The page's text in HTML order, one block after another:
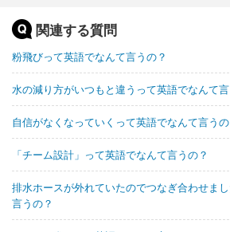
関連する質問
粉飛びって英語でなんて言うの？
水の減り方がいつもと違うって英語でなんて言
自信がなくなっていくって英語でなんて言うの
「チーム設計」って英語でなんて言うの？
排水ホースが外れていたのでつなぎ合わせま
言うの？